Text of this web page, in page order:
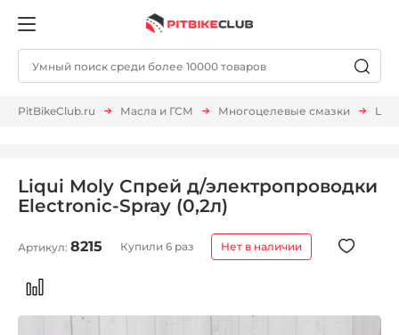
PitBikeClub.ru Масла и ГСМ Многоцелевые смазки
Liqui Moly Спрей д/электропроводки
Electronic-Spray (0,2л)
Артикул: 8215 Купили 6 раз Нет в наличии